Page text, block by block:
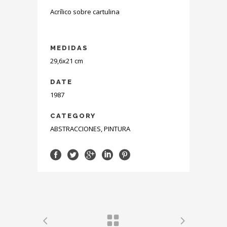
Acrílico sobre cartulina
MEDIDAS
29,6x21 cm
DATE
1987
CATEGORY
ABSTRACCIONES, PINTURA